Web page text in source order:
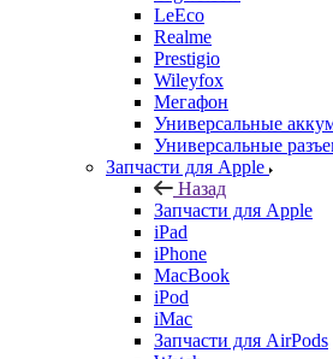
LeEco
Realme
Prestigio
Wileyfox
Мегафон
Универсальные
Универсальные
Запчасти для Apple
Назад
Запчасти для Apple
iPad
iPhone
MacBook
iPod
iMac
Запчасти для AirPods